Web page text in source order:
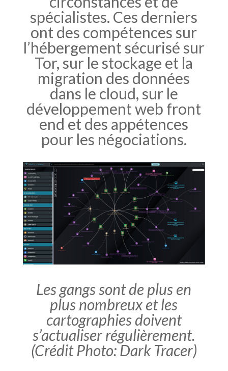
spécialistes. Ces derniers
ont des compétences sur
l’hébergement sécurisé sur
Tor, sur le stockage et la
migration des données
dans le cloud, sur le
développement web front
end et des appétences
pour les négociations.
Les gangs sont de plus en
plus nombreux et les
cartographies doivent
s’actualiser régulièrement.
(Crédit Photo: Dark Tracer)